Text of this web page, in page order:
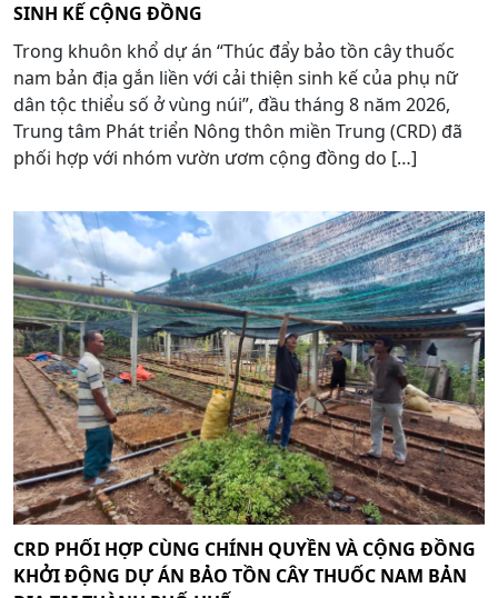
SINH KẾ CỘNG ĐỒNG
Trong khuôn khổ dự án “Thúc đẩy bảo tồn cây thuốc
nam bản địa gắn liền với cải thiện sinh kế của phụ nữ
dân tộc thiểu số ở vùng núi”, đầu tháng 8 năm 2026,
Trung tâm Phát triển Nông thôn miền Trung (CRD) đã
phối hợp với nhóm vườn ươm cộng đồng do […]
CRD PHỐI HỢP CÙNG CHÍNH QUYỀN VÀ CỘNG ĐỒNG
KHỞI ĐỘNG DỰ ÁN BẢO TỒN CÂY THUỐC NAM BẢN